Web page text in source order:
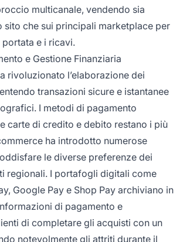
multicanale, vendendo sia
sito che sui principali marketplace per
e i ricavi.
e Gestione Finanziaria
rivoluzionato l’elaborazione dei
transazioni sicure e istantanee
I metodi di pagamento
carte di credito e debito restano i più
ha introdotto numerose
le diverse preferenze dei
regionali. I portafogli digitali come
Google Pay e Shop Pay archiviano in
di pagamento e
di completare gli acquisti con un
notevolmente gli attriti durante il